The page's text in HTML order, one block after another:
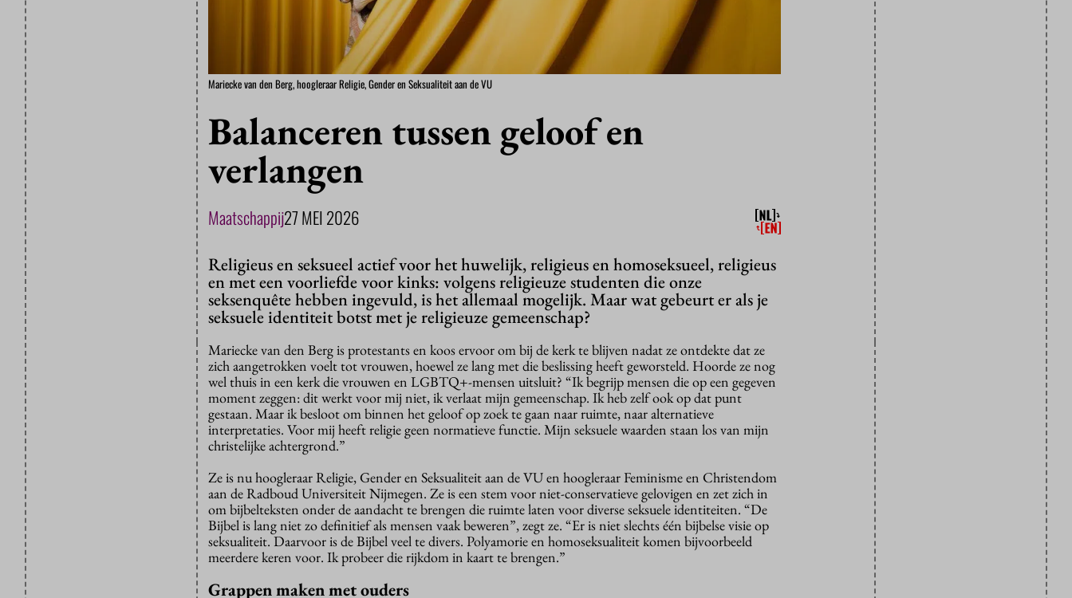
Mariecke van den Berg, hoogleraar Religie, Gender en Seksualiteit aan de VU
Balanceren tussen geloof en
verlangen
Maatschappij27 MEI 2026
Religieus en seksueel actief voor het huwelijk, religieus en homoseksueel, religieus
en met een voorliefde voor kinks: volgens religieuze studenten die onze
seksenquête hebben ingevuld, is het allemaal mogelijk. Maar wat gebeurt er als je
seksuele identiteit botst met je religieuze gemeenschap?
Mariecke van den Berg is protestants en koos ervoor om bij de kerk te blijven nadat ze ontdekte dat ze
zich aangetrokken voelt tot vrouwen, hoewel ze lang met die beslissing heeft geworsteld. Hoorde ze nog
wel thuis in een kerk die vrouwen en LGBTQ+-mensen uitsluit? “Ik begrijp mensen die op een gegeven
moment zeggen: dit werkt voor mij niet, ik verlaat mijn gemeenschap. Ik heb zelf ook op dat punt
gestaan. Maar ik besloot om binnen het geloof op zoek te gaan naar ruimte, naar alternatieve
interpretaties. Voor mij heeft religie geen normatieve functie. Mijn seksuele waarden staan los van mijn
christelijke achtergrond.”
Ze is nu hoogleraar Religie, Gender en Seksualiteit aan de VU en hoogleraar Feminisme en Christendom
aan de Radboud Universiteit Nijmegen. Ze is een stem voor niet-conservatieve gelovigen en zet zich in
om bijbelteksten onder de aandacht te brengen die ruimte laten voor diverse seksuele identiteiten. “De
Bijbel is lang niet zo definitief als mensen vaak beweren”, zegt ze. “Er is niet slechts één bijbelse visie op
seksualiteit. Daarvoor is de Bijbel veel te divers. Polyamorie en homoseksualiteit komen bijvoorbeeld
meerdere keren voor. Ik probeer die rijkdom in kaart te brengen.”
Grappen maken met ouders